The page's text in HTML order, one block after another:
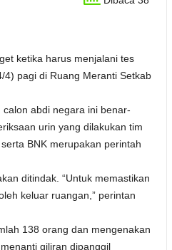
ketika harus menjalani tes
4) pagi di Ruang Meranti Setkab
abdi negara ini benar-
urin yang dilakukan tim
BNK merupakan perintah
ditindak. “Untuk memastikan
keluar ruangan,” perintan
138 orang dan mengenakan
giliran dipanggil